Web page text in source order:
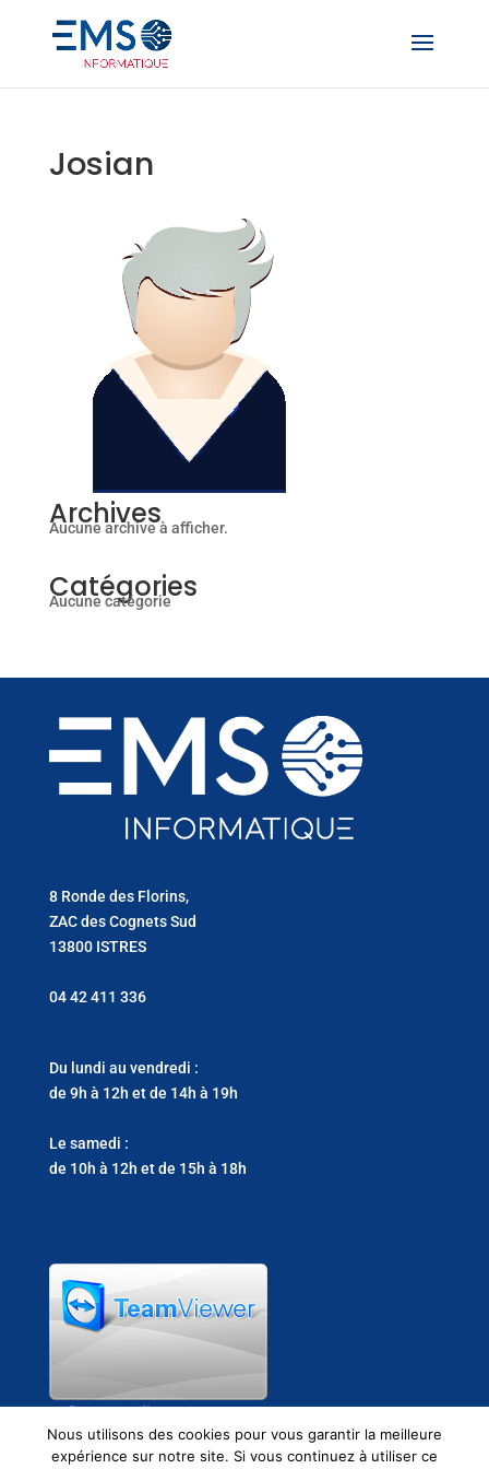
Josian
Archives
Aucune archive à afficher.
Catégories
Aucune catégorie
8 Ronde des Florins,
ZAC des Cognets Sud
13800 ISTRES
04 42 411 336
Du lundi au vendredi :
de 9h à 12h et de 14h à 19h
Le samedi :
de 10h à 12h et de 15h à 18h
Support clients
Nous utilisons des cookies pour vous garantir la meilleure
expérience sur notre site. Si vous continuez à utiliser ce